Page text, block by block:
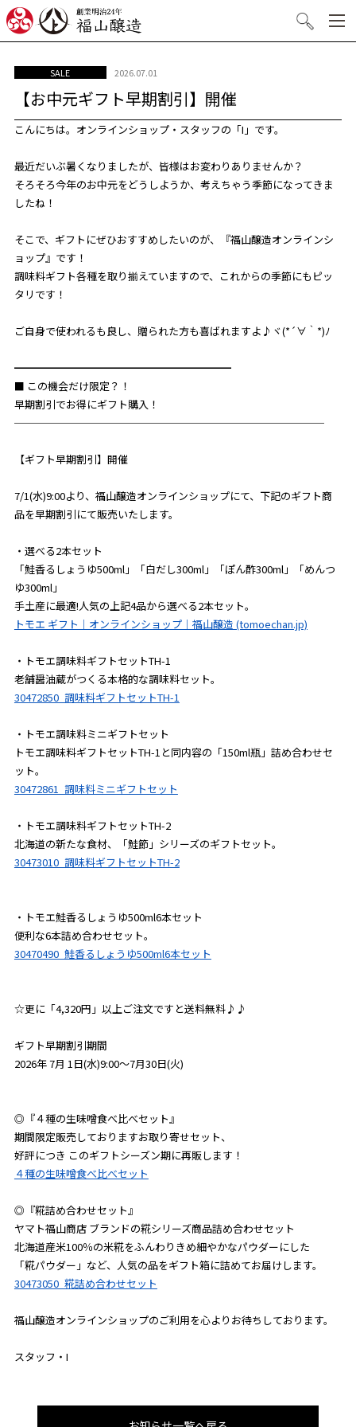
検索
SALE 2026.07.01
【お中元ギフト早期割引】開催
こんにちは。オンラインショップ・スタッフの「I」です。
最近だいぶ暑くなりましたが、皆様はお変わりありませんか？
そろそろ今年のお中元をどうしようか、考えちゃう季節になってきま
したね！
そこで、ギフトにぜひおすすめしたいのが、『福山醸造オンラインシ
ョップ』です！
調味料ギフト各種を取り揃えていますので、これからの季節にもピッ
タリです！
ご自身で使われるも良し、贈られた方も喜ばれますよ♪ヾ(*´∀｀*)ﾉ
━━━━━━━━━━━━━━━━━━━━━
■ この機会だけ限定？！
早期割引でお得にギフト購入！
──────────────────────────────
【ギフト早期割引】開催
7/1(水)9:00より、福山醸造オンラインショップにて、下記のギフト商
品を早期割引にて販売いたします。
・選べる2本セット
「鮭香るしょうゆ500ml」「白だし300ml」「ぽん酢300ml」「めんつ
ゆ300ml」
手土産に最適!人気の上記4品から選べる2本セット。
トモエ ギフト｜オンラインショップ｜福山醸造 (tomoechan.jp)
・トモエ調味料ギフトセットTH-1
老舗醤油蔵がつくる本格的な調味料セット。
30472850_調味料ギフトセットTH-1
・トモエ調味料ミニギフトセット
トモエ調味料ギフトセットTH-1と同内容の「150ml瓶」詰め合わせセ
ット。
30472861_調味料ミニギフトセット
・トモエ調味料ギフトセットTH-2
北海道の新たな食材、「鮭節」シリーズのギフトセット。
30473010_調味料ギフトセットTH-2
・トモエ鮭香るしょうゆ500ml6本セット
便利な6本詰め合わせセット。
30470490_鮭香るしょうゆ500ml6本セット
☆更に「4,320円」以上ご注文ですと送料無料♪♪
ギフト早期割引期間
2026年 7月 1日(水)9:00～7月30日(火)
◎『４種の生味噌食べ比べセット』
期間限定販売しておりますお取り寄せセット、
好評につき このギフトシーズン期に再販します！
４種の生味噌食べ比べセット
◎『糀詰め合わせセット』
ヤマト福山商店 ブランドの糀シリーズ商品詰め合わせセット
北海道産米100％の米糀をふんわりきめ細やかなパウダーにした
「糀パウダー」など、人気の品をギフト箱に詰めてお届けします。
30473050_糀詰め合わせセット
福山醸造オンラインショップのご利用を心よりお待ちしております。
スタッフ・I